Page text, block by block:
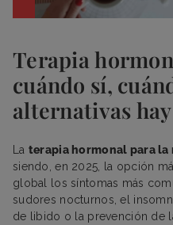
Terapia
cuándo sí,
alternativas
La terapia hormonal para la
siendo, en 2025, la opción
global los síntomas más
sudores nocturnos, el
de libido o la prevención de